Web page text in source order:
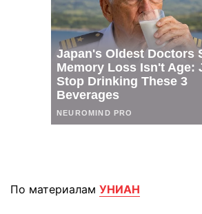
По материалам УНИАН